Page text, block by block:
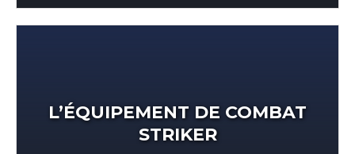
L’ÉQUIPEMENT DE COMBAT
STRIKER